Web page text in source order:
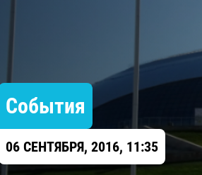
Шанхайские Драконы
События
06 СЕНТЯБРЯ, 2016, 11:35